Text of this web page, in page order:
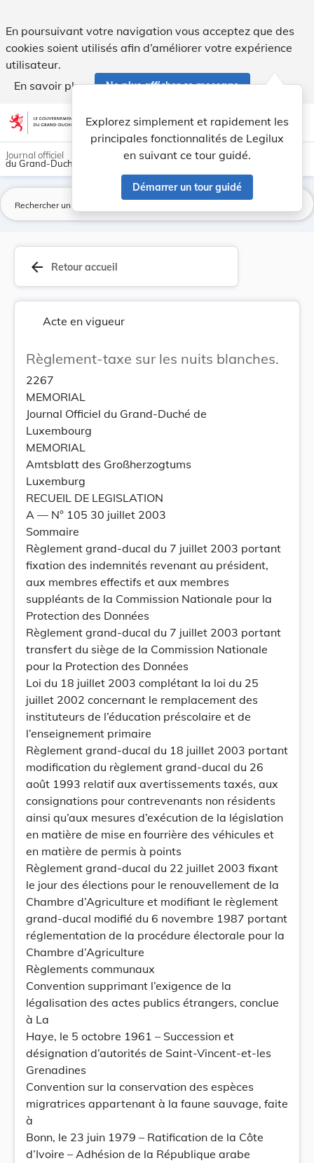
En poursuivant votre navigation vous acceptez que des
cookies soient utilisés afin d’améliorer votre expérience
utilisateur.
En savoir plus
Ne plus afficher ce message
Aller au contenu account_circle help Aide
Explorez simplement et rapidement les
principales fonctionnalités de Legilux
en suivant ce tour guidé.
Démarrer un tour guidé
light_mode dark_mode
Journal officiel
du Grand-Duché de Luxembourg
arrow_back Retour accueil
Acte en vigueur
Règlement-taxe sur les nuits blanches.
2267
MEMORIAL
Journal Officiel du Grand-Duché de
Luxembourg
MEMORIAL
Amtsblatt des Großherzogtums
Luxemburg
RECUEIL DE LEGISLATION
A –– N° 105 30 juillet 2003
Sommaire
Règlement grand-ducal du 7 juillet 2003 portant
fixation des indemnités revenant au président,
aux membres effectifs et aux membres
suppléants de la Commission Nationale pour la
Protection des Données
Règlement grand-ducal du 7 juillet 2003 portant
transfert du siège de la Commission Nationale
pour la Protection des Données
Loi du 18 juillet 2003 complétant la loi du 25
juillet 2002 concernant le remplacement des
instituteurs de l’éducation préscolaire et de
l’enseignement primaire
Règlement grand-ducal du 18 juillet 2003 portant
modification du règlement grand-ducal du 26
août 1993 relatif aux avertissements taxés, aux
consignations pour contrevenants non résidents
ainsi qu’aux mesures d’exécution de la législation
en matière de mise en fourrière des véhicules et
en matière de permis à points
Règlement grand-ducal du 22 juillet 2003 fixant
le jour des élections pour le renouvellement de la
Chambre d’Agriculture et modifiant le règlement
grand-ducal modifié du 6 novembre 1987 portant
réglementation de la procédure électorale pour la
Chambre d’Agriculture
Règlements communaux
Convention supprimant l’exigence de la
légalisation des actes publics étrangers, conclue
à La
Haye, le 5 octobre 1961 – Succession et
désignation d’autorités de Saint-Vincent-et-les
Grenadines
Convention sur la conservation des espèces
migratrices appartenant à la faune sauvage, faite
à
Bonn, le 23 juin 1979 – Ratification de la Côte
d’Ivoire – Adhésion de la République arabe